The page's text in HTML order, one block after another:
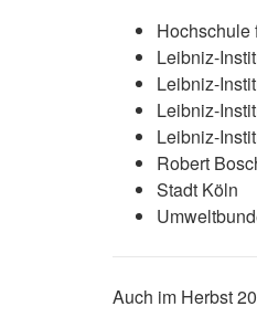
Hochschule
Leibniz-
Leibniz-
Leibniz-
Leibniz-
Robert
Stadt Köln
Auch im Herbst